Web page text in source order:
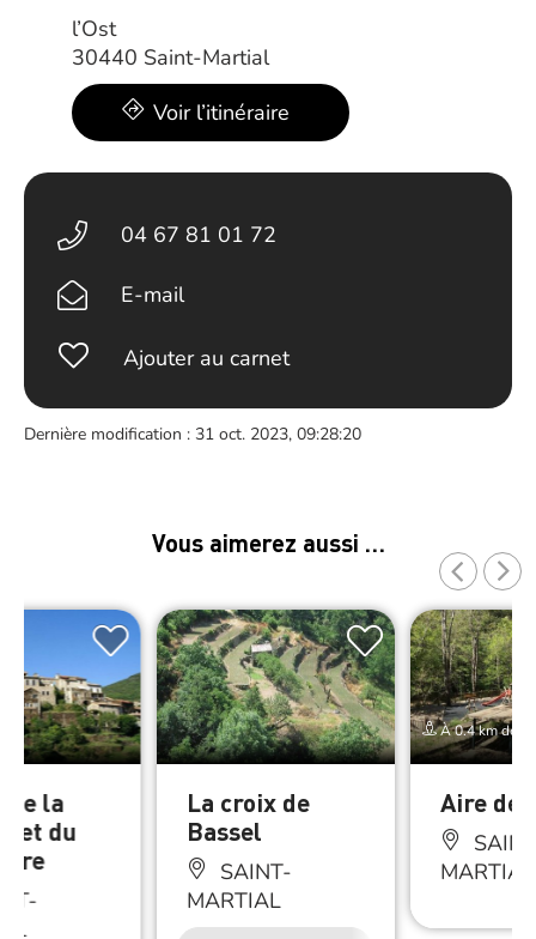
l’Ost
30440 Saint-Martial
Voir l’itinéraire
04 67 81 01 72
E-mail
Ajouter au carnet
Dernière modification : 31 oct. 2023, 09:28:20
Vous aimerez aussi …
de la
et du
La croix de
Bassel
SAINT-
MARTIAL
À 0.4 km de
Aire de
MARTIAL